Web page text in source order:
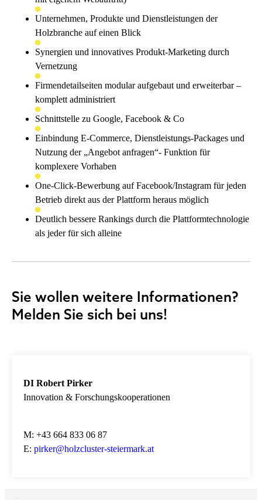
Unternehmen, Produkte und Dienstleistungen der
Holzbranche auf einen Blick
Synergien und innovatives Produkt-Marketing durch
Vernetzung
Firmendetailseiten modular aufgebaut und erweiterbar –
komplett administriert
Schnittstelle zu Google, Facebook & Co
Einbindung E-Commerce, Dienstleistungs-Packages und
Nutzung der „Angebot anfragen“- Funktion für
komplexere Vorhaben
One-Click-Bewerbung auf Facebook/Instagram für jeden
Betrieb direkt aus der Plattform heraus möglich
Deutlich bessere Rankings durch die Plattformtechnologie
als jeder für sich alleine
Sie wollen weitere Informationen?
Melden Sie sich bei uns!
DI Robert Pirker
Innovation & Forschungskooperationen
M: +43 664 833 06 87
E:pirker@holzcluster-steiermark.at